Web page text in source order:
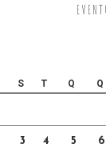
S T Q Q
3 4 5 6